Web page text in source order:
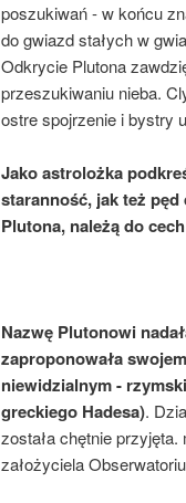
poszukiwań - w końcu
do gwiazd stałych w
Odkrycie Plutona
przeszukiwaniu nieba.
ostre spojrzenie i bystry
Jako astrolożka
staranność, jak też
Plutona, należą do
Nazwę Plutonowi
zaproponowała
niewidzialnym -
greckiego Hadesa).
została chętnie
założyciela